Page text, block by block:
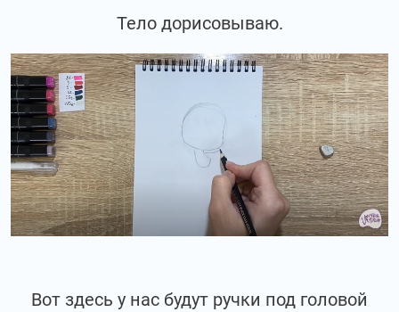
Тело дорисовываю.
Вот здесь у нас будут ручки под головой